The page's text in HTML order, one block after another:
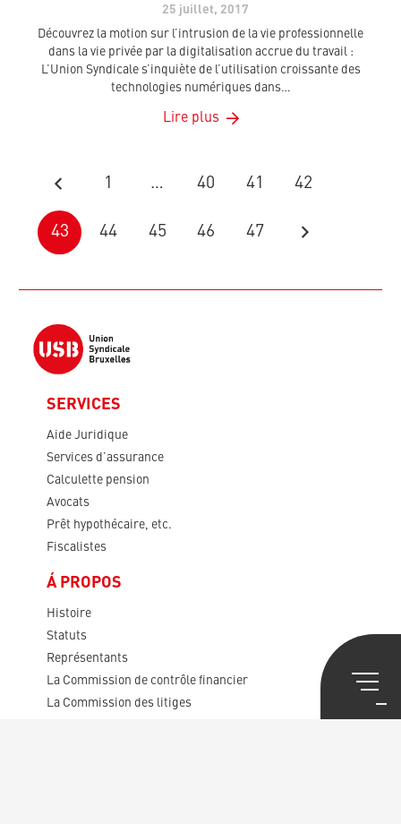
25 juillet, 2017
Découvrez la motion sur l’intrusion de la vie professionnelle
dans la vie privée par la digitalisation accrue du travail :
L’Union Syndicale s’inquiète de l’utilisation croissante des
technologies numériques dans…
Lire plus
1 … 40 41 42
43 44 45 46 47
SERVICES
Aide Juridique
Services d’assurance
Calculette pension
Avocats
Prêt hypothécaire, etc.
Fiscalistes
Á PROPOS
Histoire
Statuts
Représentants
La Commission de contrôle financier
La Commission des litiges